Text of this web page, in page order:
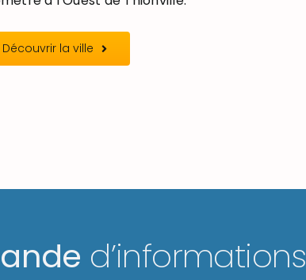
Découvrir la ville
d’informations